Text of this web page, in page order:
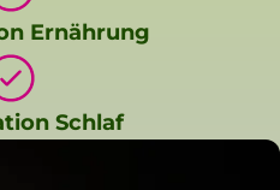
Ernährung
Schlaf